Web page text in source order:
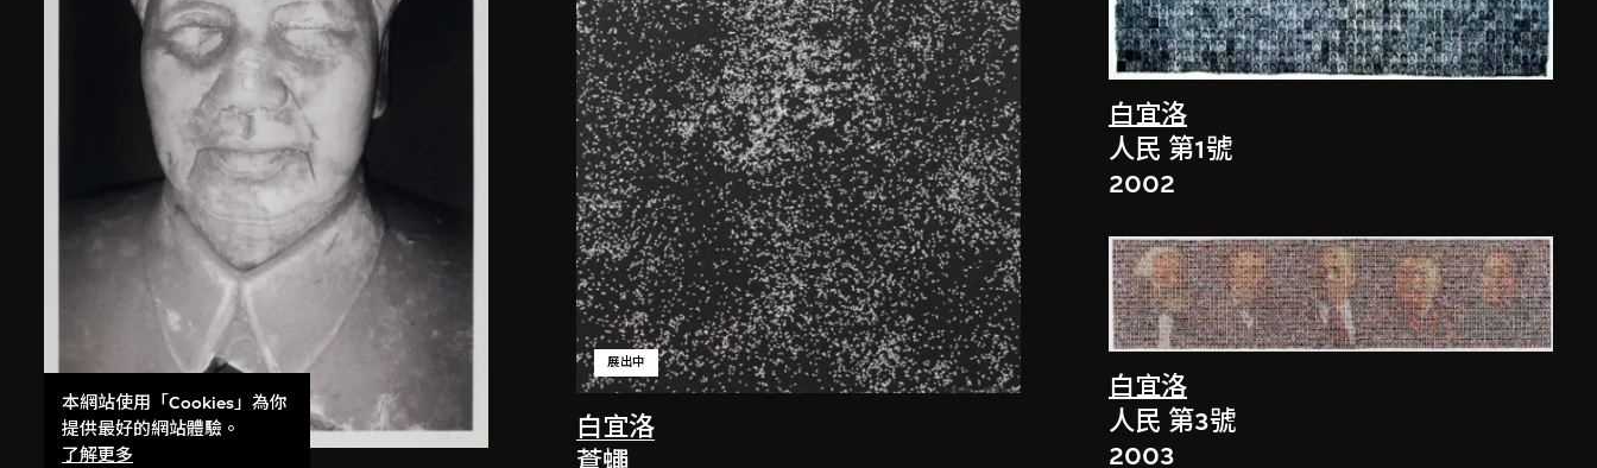
白宜洛
展出中
白宜洛
人民 第1號
2002
白宜洛
人民 第3號
2003
本網站使用「Cookies」為你
提供最好的網站體驗。
了解更多